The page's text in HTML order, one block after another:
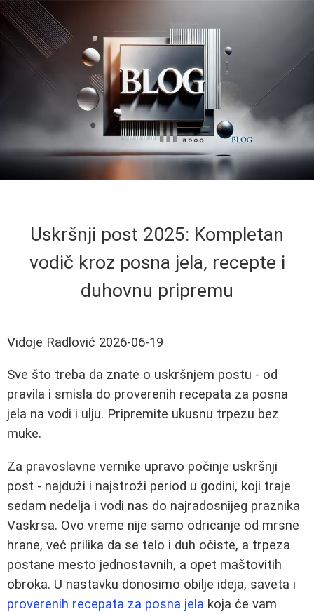
Uskršnji post 2025: Kompletan
vodič kroz posna jela, recepte i
duhovnu pripremu
Vidoje Radlović 2026-06-19
Sve što treba da znate o uskršnjem postu - od
pravila i smisla do proverenih recepata za posna
jela na vodi i ulju. Pripremite ukusnu trpezu bez
muke.
Za pravoslavne vernike upravo počinje uskršnji
post - najduži i najstroži period u godini, koji traje
sedam nedelja i vodi nas do najradosnijeg praznika
Vaskrsa. Ovo vreme nije samo odricanje od mrsne
hrane, već prilika da se telo i duh očiste, a trpeza
postane mesto jednostavnih, a opet maštovitih
obroka. U nastavku donosimo obilje ideja, saveta i
proverenih recepata za posna jela koja će vam